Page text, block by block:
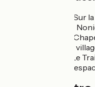
Sur
le tunnel des
Le
Châtaignier,